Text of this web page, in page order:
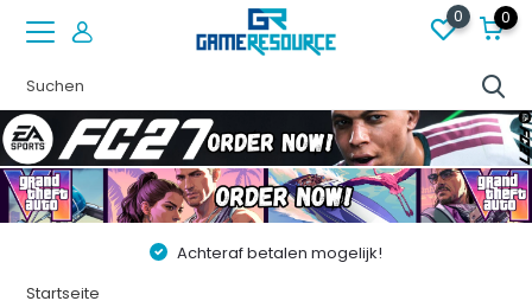
0 0
Achteraf betalen mogelijk!
Startseite